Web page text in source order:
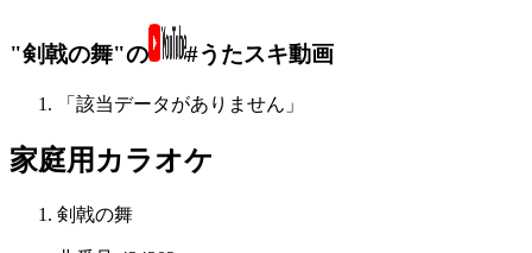
"剣戟の舞"の #うたスキ動画
「該当データがありません」
家庭用カラオケ
剣戟の舞